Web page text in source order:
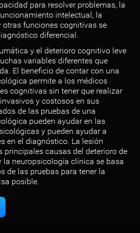
para resolver problemas, la
intelectual, la
otras funciones cognitivas se
diferencial.
y el deterioro cognitivo leve
variables diferentes que
El beneficio de contar con una
permite a los médicos
cognitivas sin tener que realizar
y costosos en sus
de las pruebas de una
pueden ayudar en las
y pueden ayudar a
en el diagnóstico. La lesión
principales causas del deterioro de
la neuropsicología clínica se basa
de las pruebas para tener la
posible.